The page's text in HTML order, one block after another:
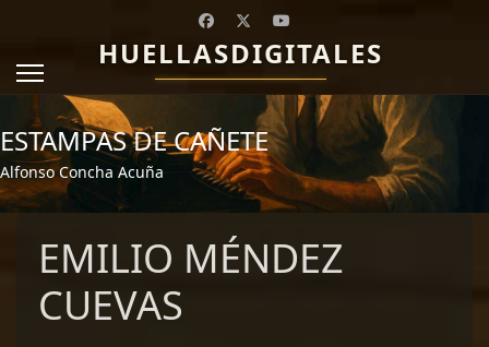
HUELLASDIGITALES
ESTAMPAS DE CAÑETE
Alfonso Concha Acuña
EMILIO MÉNDEZ
CUEVAS